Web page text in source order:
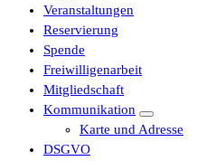
Veranstaltungen
Reservierung
Spende
Freiwilligenarbeit
Mitgliedschaft
Kommunikation
Karte und Adresse
DSGVO